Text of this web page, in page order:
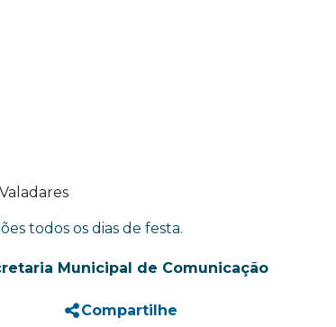
todos os dias de festa.
Municipal de Comunicação
Compartilhe